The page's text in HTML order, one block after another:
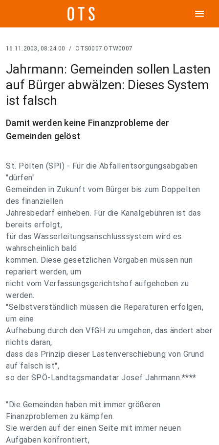
menu
16.11.2003, 08:24:00 / OTS0007 OTW0007
Jahrmann: Gemeinden sollen Lasten
auf Bürger abwälzen: Dieses System
ist falsch
Damit werden keine Finanzprobleme der
Gemeinden gelöst
St. Pölten (SPI) - Für die Abfallentsorgungsabgaben
"dürfen"
Gemeinden in Zukunft vom Bürger bis zum Doppelten
des finanziellen
Jahresbedarf einheben. Für die Kanalgebühren ist das
bereits erfolgt,
für das Wasserleitungsanschlusssystem wird es
wahrscheinlich bald
kommen. Diese gesetzlichen Vorgaben müssen nun
repariert werden, um
nicht vom Verfassungsgerichtshof aufgehoben zu
werden.
"Selbstverständlich müssen die Reparaturen erfolgen,
um eine
Aufhebung durch den VfGH zu umgehen, das ändert aber
nichts daran,
dass das Prinzip dieser Lastenverschiebung von Grund
auf falsch ist",
so der SPÖ-Landtagsmandatar Josef Jahrmann.****
"Die Gemeinden haben mit immer größeren
Finanzproblemen zu kämpfen.
Sie werden auf der einen Seite mit immer neuen
Aufgaben konfrontiert,